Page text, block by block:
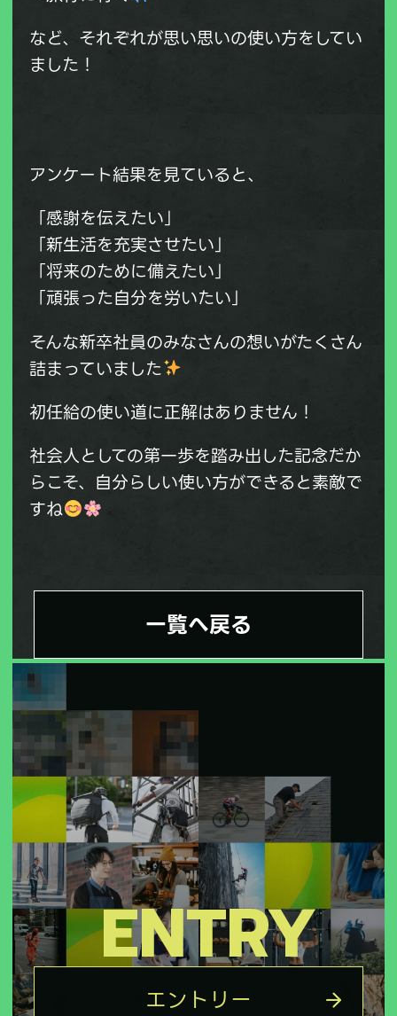
など、それぞれが思い思いの使い方をしてい
ました！
アンケート結果を見ていると、
「感謝を伝えたい」
「新生活を充実させたい」
「将来のために備えたい」
「頑張った自分を労いたい」
そんな新卒社員のみなさんの想いがたくさん
詰まっていました
初任給の使い道に正解はありません！
社会人としての第一歩を踏み出した記念だか
らこそ、自分らしい使い方ができると素敵で
すね
一覧へ戻る
ENTRY
エントリー